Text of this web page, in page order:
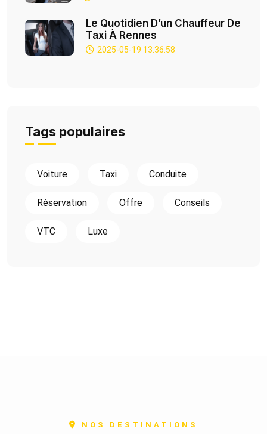
Le Quotidien D’un Chauffeur De
Taxi À Rennes
2025-05-19 13:36:58
Tags populaires
Voiture Taxi Conduite
Réservation Offre Conseils
VTC Luxe
NOS DESTINATIONS